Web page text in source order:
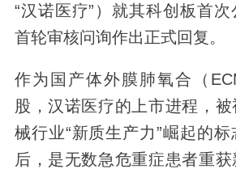
“汉诺医疗”）就其科创板首
首轮审核问询作出正式回复。
作为国产体外膜肺氧合（
股，汉诺医疗的上市进程，
械行业“新质生产力”崛起的
后，是无数急危重症患者重